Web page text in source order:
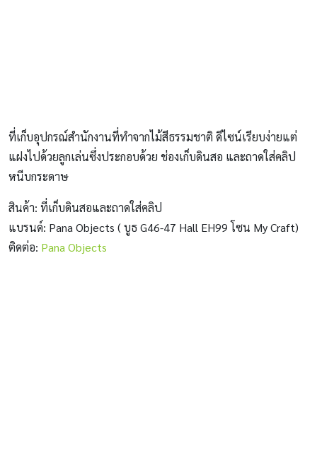
ที่เก็บอุปกรณ์สำนักงานที่ทำจากไม้สีธรรมชาติ ดีไซน์เรียบง่ายแต่
แฝงไปด้วยลูกเล่นซึ่งประกอบด้วย ช่องเก็บดินสอ และถาดใส่คลิป
หนีบกระดาษ
สินค้า: ที่เก็บดินสอและถาดใส่คลิป
แบรนด์: Pana Objects ( บูธ G46-47 Hall EH99 โซน My Craft)
ติดต่อ: Pana Objects